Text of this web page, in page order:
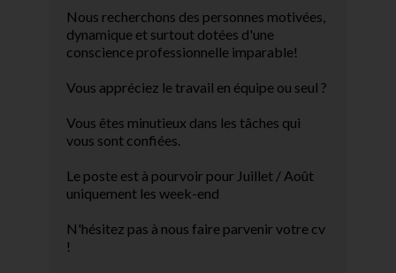
Nous recherchons des personnes motivées,
dynamique et surtout dotées d'une
conscience professionnelle imparable!
Vous appréciez le travail en équipe ou seul ?
Vous êtes minutieux dans les tâches qui
vous sont confiées.
Le poste est à pourvoir pour Juillet / Août
uniquement les week-end
N'hésitez pas à nous faire parvenir votre cv
!